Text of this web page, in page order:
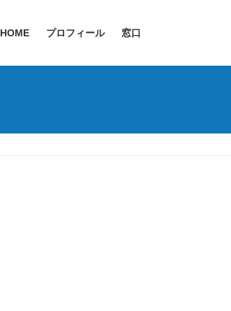
HOME プロフィール 窓口